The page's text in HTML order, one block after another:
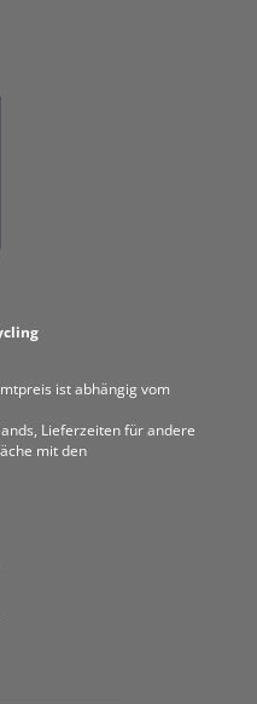
ist abhängig vom
Lieferzeiten für andere
mit den